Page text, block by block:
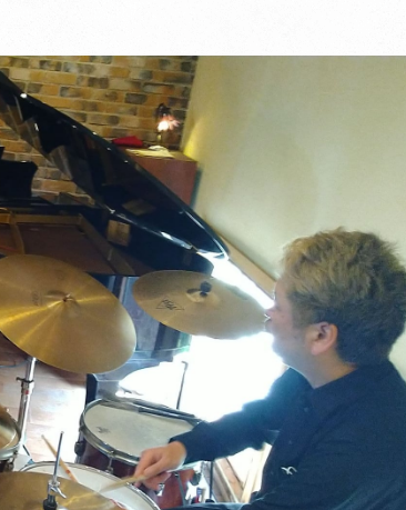
れているのをセッションで出会うた
びに演奏で感じます。
さすが15年の実績と指導力、と感じ
ます。